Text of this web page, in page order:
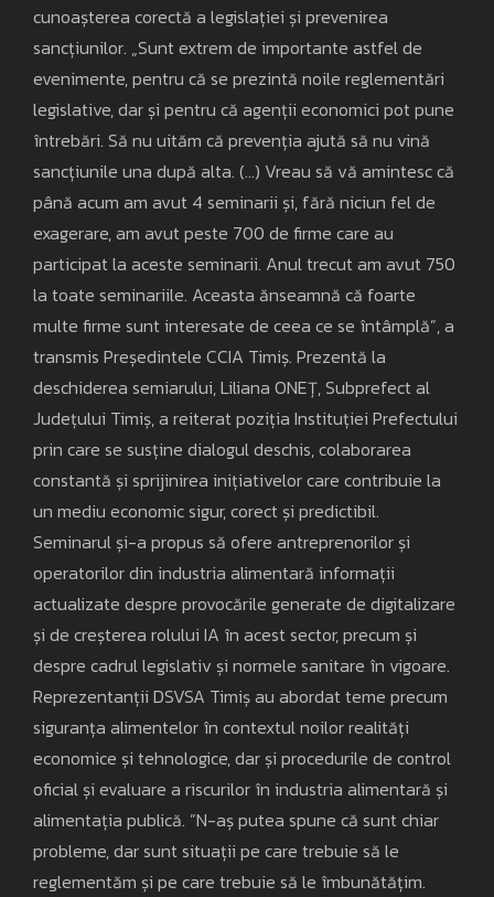
cunoașterea corectă a legislației și prevenirea
sancțiunilor. „Sunt extrem de importante astfel de
evenimente, pentru că se prezintă noile reglementări
legislative, dar și pentru că agenții economici pot pune
întrebări. Să nu uităm că prevenția ajută să nu vină
sancțiunile una după alta. (...) Vreau să vă amintesc că
până acum am avut 4 seminarii și, fără niciun fel de
exagerare, am avut peste 700 de firme care au
participat la aceste seminarii. Anul trecut am avut 750
la toate seminariile. Aceasta ănseamnă că foarte
multe firme sunt interesate de ceea ce se întâmplă”, a
transmis Președintele CCIA Timiș. Prezentă la
deschiderea semiarului, Liliana ONEȚ, Subprefect al
Județului Timiș, a reiterat poziția Instituției Prefectului
prin care se susține dialogul deschis, colaborarea
constantă și sprijinirea inițiativelor care contribuie la
un mediu economic sigur, corect și predictibil.
Seminarul și-a propus să ofere antreprenorilor și
operatorilor din industria alimentară informații
actualizate despre provocările generate de digitalizare
și de creșterea rolului IA în acest sector, precum și
despre cadrul legislativ și normele sanitare în vigoare.
Reprezentanții DSVSA Timiș au abordat teme precum
siguranța alimentelor în contextul noilor realități
economice și tehnologice, dar și procedurile de control
oficial și evaluare a riscurilor în industria alimentară și
alimentația publică. ”N-aș putea spune că sunt chiar
probleme, dar sunt situații pe care trebuie să le
reglementăm și pe care trebuie să le îmbunătățim.